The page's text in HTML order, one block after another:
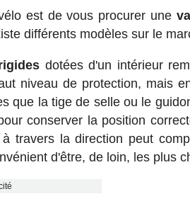
est de vous procurer une
différents modèles sur le
dotées d'un intérieur
niveau de protection, mais
que la tige de selle ou le
conserver la position
travers la direction peut
d'être, de loin, les plus